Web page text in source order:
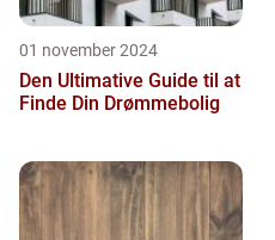
01 november 2024
Den Ultimative Guide til at
Finde Din Drømmebolig